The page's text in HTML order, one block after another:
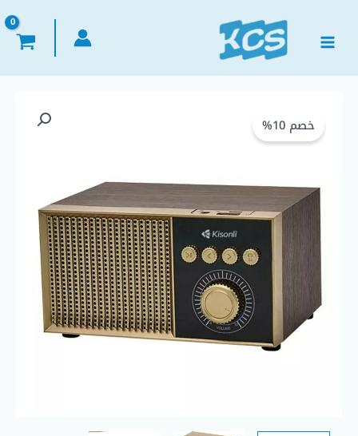
المحتوى
خصم 10%
هو:
EGP 500,00.
هو:
EGP 450,00.
Kisonli
G10
Retro
Classic
Outdoor
Wireless
Speaker